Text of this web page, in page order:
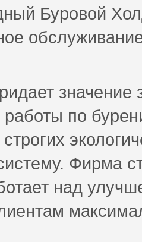
Буровой
работы по
Фирма
над